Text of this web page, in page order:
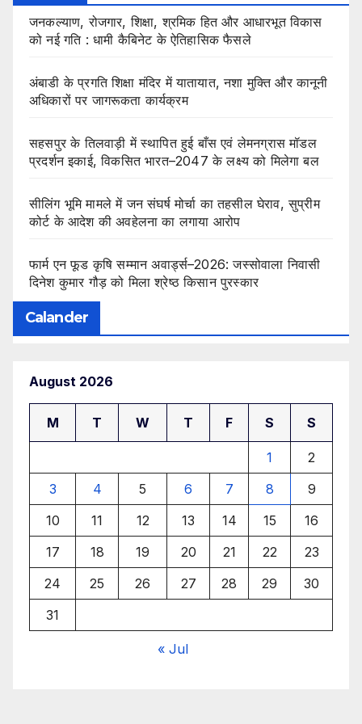
जनकल्याण, रोजगार, शिक्षा, श्रमिक हित और आधारभूत विकास
को नई गति : धामी कैबिनेट के ऐतिहासिक फैसले
अंबाडी के प्रगति शिक्षा मंदिर में यातायात, नशा मुक्ति और कानूनी
अधिकारों पर जागरूकता कार्यक्रम
सहसपुर के तिलवाड़ी में स्थापित हुई बाँस एवं लेमनग्रास मॉडल
प्रदर्शन इकाई, विकसित भारत–2047 के लक्ष्य को मिलेगा बल
सीलिंग भूमि मामले में जन संघर्ष मोर्चा का तहसील घेराव, सुप्रीम
कोर्ट के आदेश की अवहेलना का लगाया आरोप
फार्म एन फूड कृषि सम्मान अवार्ड्स–2026: जस्सोवाला निवासी
दिनेश कुमार गौड़ को मिला श्रेष्ठ किसान पुरस्कार
Calander
August 2026
M T W T F S S
1
2
3
4 5 6 7 8
9
10
11 12 13 14 15
16
17
18 19 20 21 22
23
24
25 26 27 28 29
30
31
« Jul